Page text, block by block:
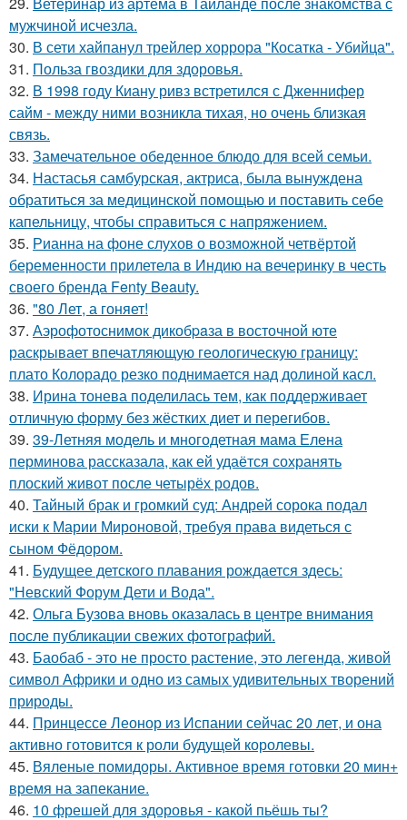
мужчиной исчезла.
30. В сети хайпанул трейлер хоррора "Косатка - Убийца".
31. Польза гвоздики для здоровья.
32. В 1998 году Киану ривз встретился с Дженнифер
сайм - между ними возникла тихая, но очень близкая
связь.
33. Замечательное обеденное блюдо для всей семьи.
34. Настасья самбурская, актриса, была вынуждена
обратиться за медицинской помощью и поставить себе
капельницу, чтобы справиться с напряжением.
35. Рианна на фоне слухов о возможной четвёртой
беременности прилетела в Индию на вечеринку в честь
своего бренда Fenty Beauty.
36. "80 Лет, а гоняет!
37. Аэрофотоснимок дикобpaза в восточной юте
раскрывает впечатляющую геологическую границу:
плато Колорадо резко поднимается над долиной касл.
38. Ирина тонева поделилась тем, как поддерживает
отличную форму без жёстких диет и перегибов.
39. 39-Летняя модель и многодетная мама Елена
перминова рассказала, как ей удаётся сохранять
плоский живот после четырёх родов.
40. Тайный брак и громкий суд: Андрей сорока подал
иски к Марии Мироновой, требуя права видеться с
сыном Фёдором.
41. Будущее детского плавания рождается здесь:
"Невский Форум Дети и Вода".
42. Ольга Бузова вновь оказалась в центре внимания
после публикации свежих фотографий.
43. Баобаб - это не просто растение, это легенда, живой
символ Африки и одно из самых удивительных творений
природы.
44. Принцессе Леонор из Испании сейчас 20 лет, и она
активно готовится к роли будущей королевы.
45. Вяленые помидоры. Активное время готовки 20 мин+
время на запекание.
46. 10 фрешей для здоровья - какой пьёшь ты?